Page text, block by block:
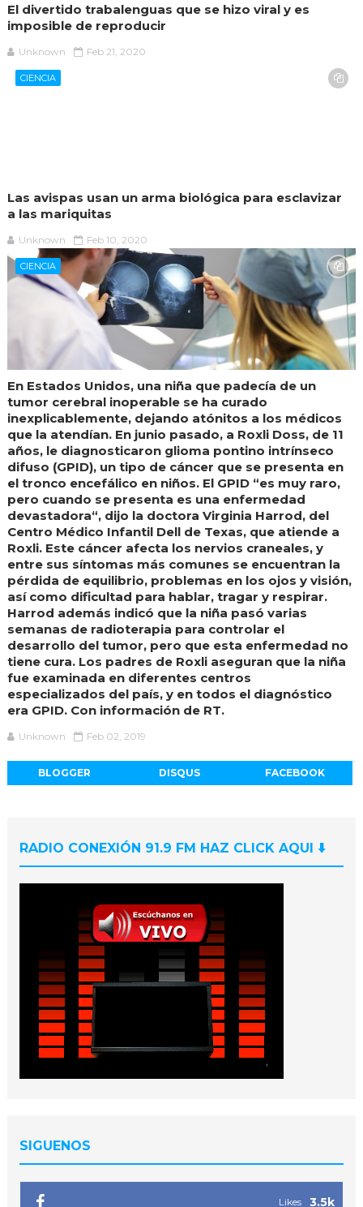
El divertido trabalenguas que se hizo viral y es
imposible de reproducir
Unknown Feb 21, 2020
CIENCIA
Las avispas usan un arma biológica para esclavizar
a las mariquitas
Unknown Feb 10, 2020
CIENCIA
En Estados Unidos, una niña que padecía de un
tumor cerebral inoperable se ha curado
inexplicablemente, dejando atónitos a los médicos
que la atendían. En junio pasado, a Roxli Doss, de 11
años, le diagnosticaron glioma pontino intrínseco
difuso (GPID), un tipo de cáncer que se presenta en
el tronco encefálico en niños. El GPID “es muy raro,
pero cuando se presenta es una enfermedad
devastadora“, dijo la doctora Virginia Harrod, del
Centro Médico Infantil Dell de Texas, que atiende a
Roxli. Este cáncer afecta los nervios craneales, y
entre sus síntomas más comunes se encuentran la
pérdida de equilibrio, problemas en los ojos y visión,
así como dificultad para hablar, tragar y respirar.
Harrod además indicó que la niña pasó varias
semanas de radioterapia para controlar el
desarrollo del tumor, pero que esta enfermedad no
tiene cura. Los padres de Roxli aseguran que la niña
fue examinada en diferentes centros
especializados del país, y en todos el diagnóstico
era GPID. Con información de RT.
Unknown Feb 02, 2019
BLOGGER DISQUS FACEBOOK
RADIO CONEXIÓN 91.9 FM HAZ CLICK AQUI ⬇️
SIGUENOS
3.5k
Likes